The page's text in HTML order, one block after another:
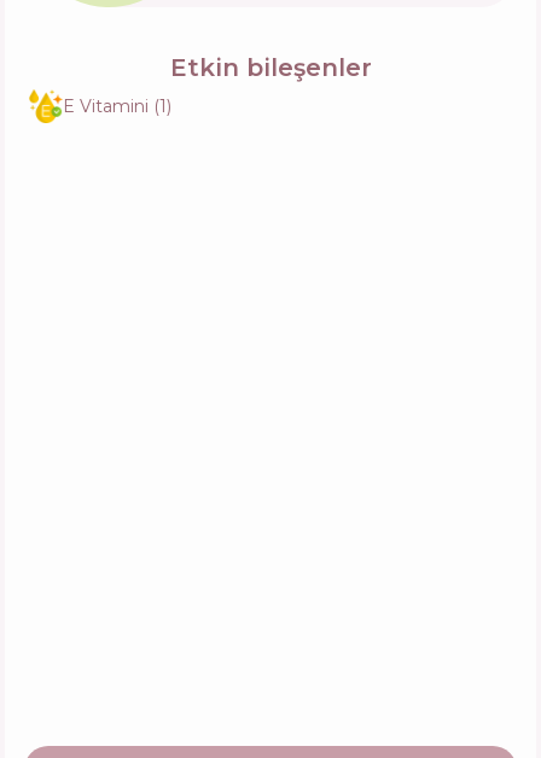
Etkin bileşenler
E Vitamini (1)